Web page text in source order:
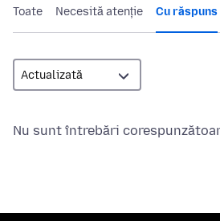
Toate Necesită atenție Cu răspuns
Nu sunt întrebări